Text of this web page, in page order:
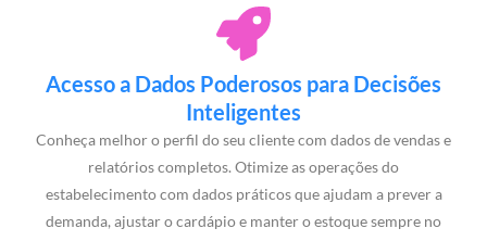
Acesso a Dados Poderosos para Decisões
Inteligentes
Conheça melhor o perfil do seu cliente com dados de vendas e
relatórios completos. Otimize as operações do
estabelecimento com dados práticos que ajudam a prever a
demanda, ajustar o cardápio e manter o estoque sempre no